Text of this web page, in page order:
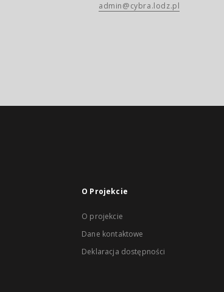
admin@cybra.lodz.pl
O Projekcie
O projekcie
Dane kontaktowe
Deklaracja dostępności